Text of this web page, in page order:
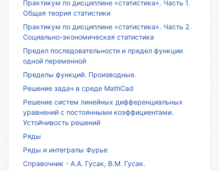
Практикум по дисциплине «статистика». Часть 1.
Общая теория статистики
Практикум по дисциплине «статистика». Часть 2.
Социально-экономическая статистика
Предел последовательности и предел функции
одной переменной
Пределы функций. Производные.
Решение задач в среде MathCad
Решение систем линейных дифференциальных
уравнений с постоянными коэффициентами.
Устойчивость решений
Ряды
Ряды и интегралы Фурье
Справочник - А.А. Гусак, В.М. Гусак.